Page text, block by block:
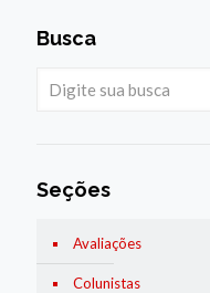
Busca
Seções
Avaliações
Colunistas